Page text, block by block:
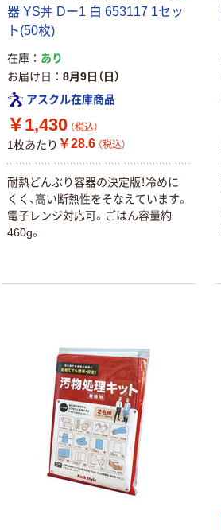
器 YS丼 Dー1 白 653117 1セッ
ト(50枚)
在庫
あり
お届け日
8月9日（日）
アスクル在庫商品
￥1,430 （税込）
1枚あたり ￥28.6 （税込）
耐熱どんぶり容器の決定版！冷めに
くく、高い断熱性をそなえています。
電子レンジ対応可。ごはん容量約
460g。